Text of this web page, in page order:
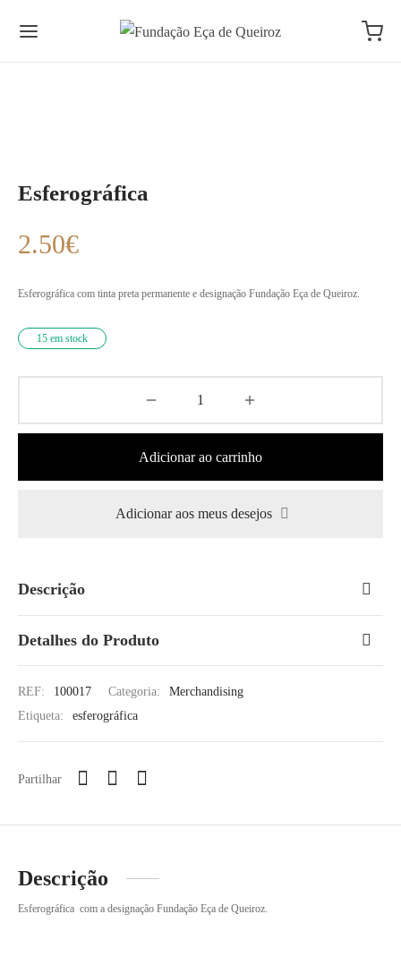
Esferográfica
2.50€
Esferográfica com tinta preta permanente e designação Fundação Eça de Queiroz.
15 em stock
Adicionar ao carrinho
Adicionar aos meus desejos
Descrição
Detalhes do Produto
REF: 100017 Categoria:
Merchandising
Etiqueta:
esferográfica
Partilhar
Descrição
Esferográfica com a designação Fundação Eça de Queiroz.